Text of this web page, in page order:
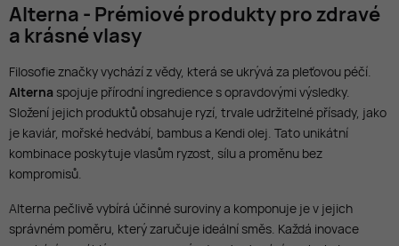
Alterna - Prémiové produkty pro zdravé
a krásné vlasy
Filosofie značky vychází z vědy, která se ukrývá za pleťovou péčí.
Alterna spojuje přírodní ingredience s opravdovými výsledky.
Složení jejich produktů obsahuje ryzí, trvale udržitelné přísady, jako
je kaviár, mořské hedvábí, bambus a Kendi olej. Tato unikátní
kombinace poskytuje vlasům ryzost, sílu a proměnu bez
kompromisů.
Alterna pečlivě vybírá účinné suroviny a komponuje je v jejich
správném poměru, který zaručuje ideální směs. Každá inovace